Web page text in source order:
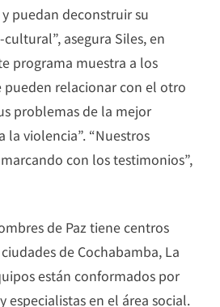
puedan deconstruir su
asegura Siles, en
programa muestra a los
pueden relacionar con el otro
problemas de la mejor
la violencia”. “Nuestros
con los testimonios”,
de Paz tiene centros
de Cochabamba, La
están conformados por
especialistas en el área social.